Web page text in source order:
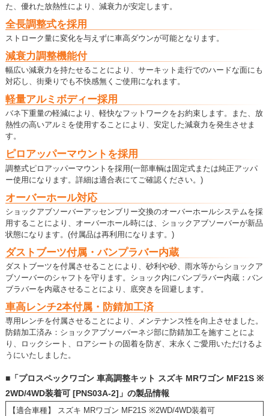
た、優れた放熱性により、減衰力が安定します。
全長調整式を採用
ストローク量に変化を与えずに車高ダウンが可能となります。
減衰力調整機能付
幅広い減衰力を持たせることにより、サーキット走行でのハードな面にも
対応し、街乗りでも不快感無くご使用になれます。
軽量アルミボディー採用
バネ下重量の軽減により、軽快なフットワークをお約束します。また、放
熱性の高いアルミを使用することにより、安定した減衰力を発生させま
す。
ピロアッパーマウントを採用
調整式ピロアッパーマウントを採用(一部車輌は固定式または純正アッパ
ー使用になります。詳細は適合表にてご確認ください。)
オーバーホール対応
ショックアブソーバーアッセンブリー交換のオーバーホールシステムを採
用することにより、オーバーホール時には、ショックアブソーバーが新品
状態になります。(付属品は再利用になります。)
ダストブーツ付属・バンプラバー内蔵
ダストブーツを付属させることにより、砂利や砂、雨水等からショックア
ブソーバーのシャフトを守ります。ショック内にバンプラバー内蔵：バン
ブラバーを内蔵させることにより、底突きを回避します。
車高レンチ2本付属・防錆加工済
専用レンチを付属させることにより、メンテナンス性を向上させました。
防錆加工済み：ショックアブソーバーネジ部に防錆加工を施すことによ
り、ロックシート、ロアシートの固着を防ぎ、末永くご愛用いただけるよ
うにいたしました。
■「プロスペックワゴン 車高調整キット スズキ MRワゴン MF21S ※
2WD/4WD装着可 [PNS03A-2]」の製品情報
【適合車種】 スズキ MRワゴン MF21S ※2WD/4WD装着可